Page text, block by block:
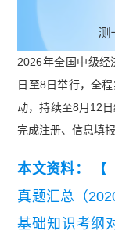
2026年全国中级经
日至8日举行，全
动，持续至8月12
完成注册、信息填
本文资料：
真题汇总（
基础知识考纲